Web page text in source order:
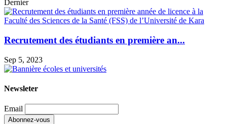
Dernier
Recrutement des étudiants en première an...
Sep 5, 2023
Newsleter
Email